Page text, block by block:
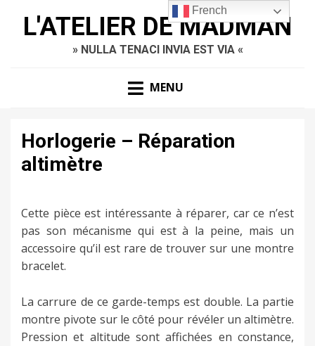
L'ATELIER DE MADMAN
» NULLA TENACI INVIA EST VIA «
MENU
Horlogerie – Réparation
altimètre
Cette pièce est intéressante à réparer, car ce n’est
pas son mécanisme qui est à la peine, mais un
accessoire qu’il est rare de trouver sur une montre
bracelet.
La carrure de ce garde-temps est double. La partie
montre pivote sur le côté pour révéler un altimètre.
Pression et altitude sont affichées en constance,
French